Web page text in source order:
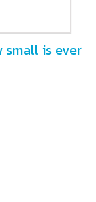
small is ever